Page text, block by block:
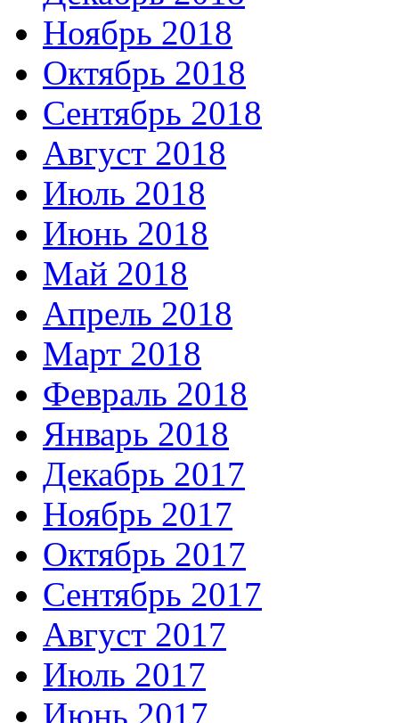
Ноябрь 2018
Октябрь 2018
Сентябрь 2018
Август 2018
Июль 2018
Июнь 2018
Май 2018
Апрель 2018
Март 2018
Февраль 2018
Январь 2018
Декабрь 2017
Ноябрь 2017
Октябрь 2017
Сентябрь 2017
Август 2017
Июль 2017
Июнь 2017